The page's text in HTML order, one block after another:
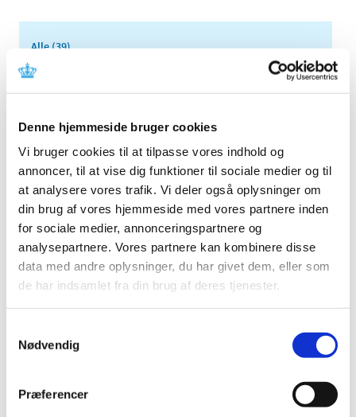
Denne hjemmeside bruger cookies
Vi bruger cookies til at tilpasse vores indhold og
annoncer, til at vise dig funktioner til sociale medier og til
at analysere vores trafik. Vi deler også oplysninger om
din brug af vores hjemmeside med vores partnere inden
for sociale medier, annonceringspartnere og
analysepartnere. Vores partnere kan kombinere disse
data med andre oplysninger, du har givet dem, eller som
de har indsamlet fra din brug af deres tjenester.
Nødvendig
Præferencer
Alle (39)
TID
2023 (1)
2022 (2)
2018 (4)
2017 (2)
juni (1)
marts (1)
2016 (2)
2015 (2)
2013 (4)